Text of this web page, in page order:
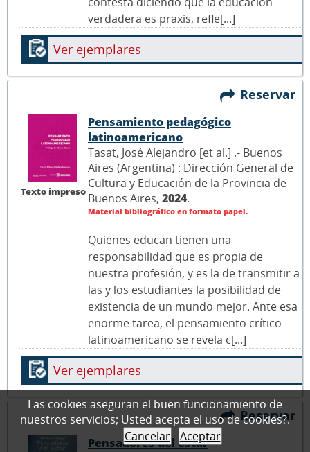
verdadera es praxis, refle[...]
Ver ejemplares
Reservar
Texto impreso
Pensamiento pedagógico
latinoamericano
Tasat, José Alejandro [et al.] .- Buenos
Aires (Argentina) : Dirección General de
Cultura y Educación de la Provincia de
Buenos Aires, 2024.
Material bibliográfico en formato papel.
Quienes educan tienen una
responsabilidad que es propia de
nuestra profesión, y es la de transmitir a
las y los estudiantes la posibilidad de
existencia de un mundo mejor. Ante esa
enorme tarea, el pensamiento crítico
latinoamericano se revela c[...]
Ver ejemplares
Reservar
Pensadores del estar
Las cookies aseguran el buen funcionamiento de
nuestros servicios; Usted acepta el uso de cookies?.
Cancelar
Aceptar